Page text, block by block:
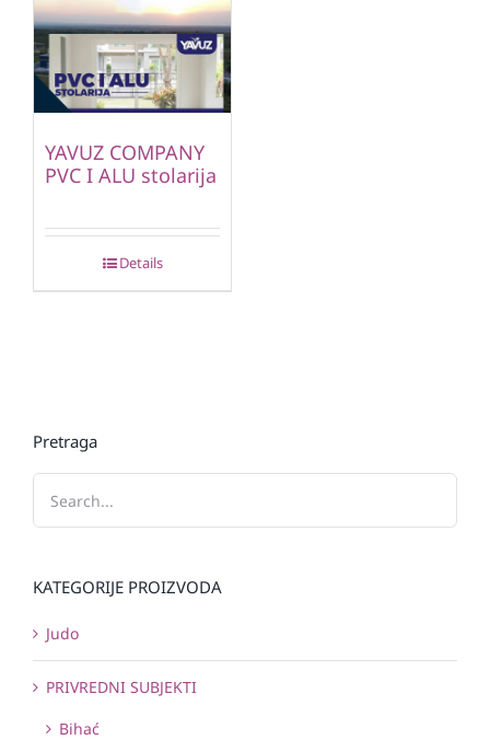
YAVUZ COMPANY
PVC I ALU stolarija
Details
Pretraga
KATEGORIJE PROIZVODA
Judo
PRIVREDNI SUBJEKTI
Bihać